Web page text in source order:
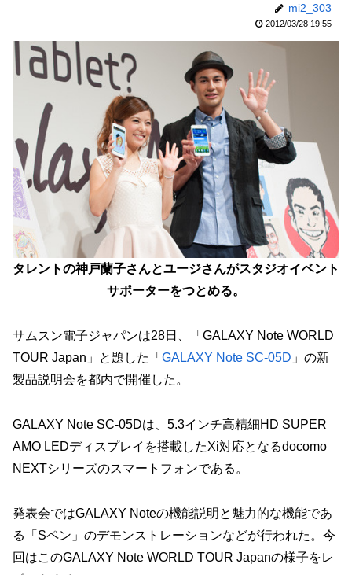
mi2_303
2012/03/28 19:55
タレントの神戸蘭子さんとユージさんがスタジオイベント
サポーターをつとめる。
サムスン電子ジャパンは28日、「GALAXY Note WORLD
TOUR Japan」と題した「 GALAXY Note SC-05D 」の新
製品説明会を都内で開催した。
GALAXY Note SC-05Dは、5.3インチ高精細HD SUPER
AMO LEDディスプレイを搭載したXi対応となるdocomo
NEXTシリーズのスマートフォンである。
発表会ではGALAXY Noteの機能説明と魅力的な機能であ
る「Sペン」のデモンストレーションなどが行われた。今
回はこのGALAXY Note WORLD TOUR Japanの様子をレ